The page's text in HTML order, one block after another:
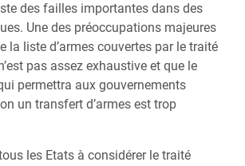
des failles importantes dans des
Une des préoccupations majeures
la liste d’armes couvertes par le traité
pas assez exhaustive et que le
permettra aux gouvernements
un transfert d’armes est trop
les Etats à considérer le traité